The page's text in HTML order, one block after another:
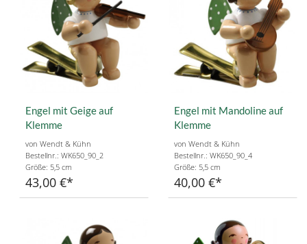
Engel mit Geige auf
Klemme
von Wendt & Kühn
Bestellnr.: WK650_90_2
Größe: 5,5 cm
43,00 €
Engel mit Mandoline auf
Klemme
von Wendt & Kühn
Bestellnr.: WK650_90_4
Größe: 5,5 cm
40,00 €